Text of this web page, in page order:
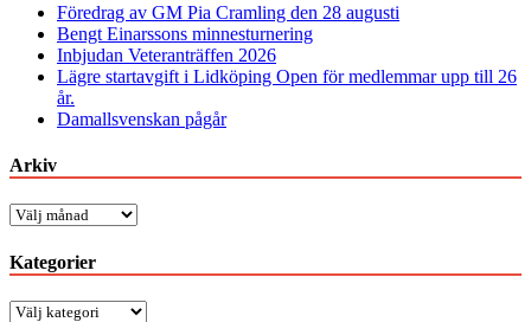
Föredrag av GM Pia Cramling den 28 augusti
Bengt Einarssons minnesturnering
Inbjudan Veteranträffen 2026
Lägre startavgift i Lidköping Open för medlemmar upp till 26
år.
Damallsvenskan pågår
Arkiv
Arkiv
Kategorier
Kategorier